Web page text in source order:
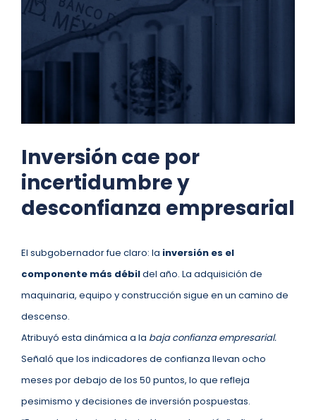
Inversión cae por
incertidumbre y
desconfianza empresarial
El subgobernador fue claro: la inversión es el
componente más débildel año. La adquisición de
maquinaria, equipo y construcción sigue en un camino de
descenso.
Atribuyó esta dinámica a la baja confianza empresarial.
Señaló que los indicadores de confianza llevan ocho
meses por debajo de los 50 puntos, lo que refleja
pesimismo y decisiones de inversión pospuestas.